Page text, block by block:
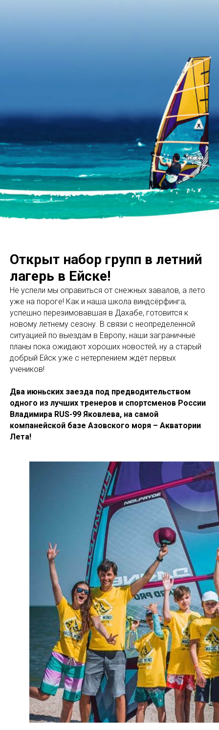
Открыт набор групп в летний
лагерь в Ейске!
Не успели мы оправиться от снежных завалов, а лето
уже на пороге! Как и наша школа виндсёрфинга,
успешно перезимовавшая в Дахабе, готовится к
новому летнему сезону. В связи с неопределенной
ситуацией по выездам в Европу, наши заграничные
планы пока ожидают хороших новостей, ну а старый
добрый Ейск уже с нетерпением ждёт первых
учеников!
Два июньских заезда под предводительством
одного из лучших тренеров и спортсменов России
Владимира RUS-99 Яковлева, на самой
компанейской базе Азовского моря – Акватории
Лета!